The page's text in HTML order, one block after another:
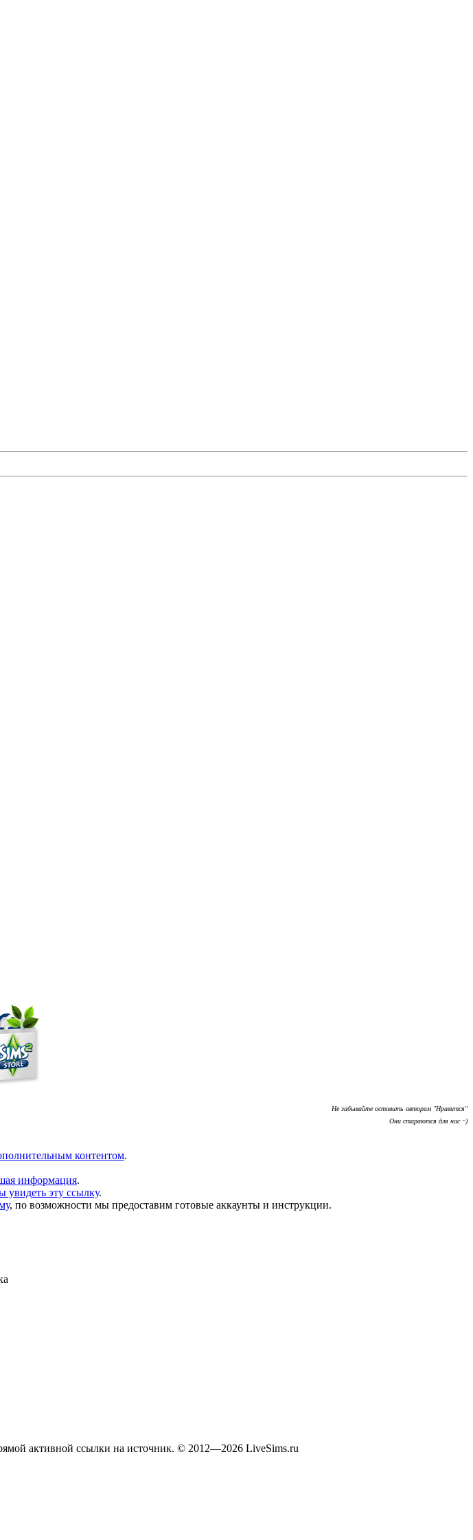
Не забывайте оставить авторам "Нравится"
Они стараются для нас ~)
контентом.
информация.
увидеть эту ссылку.
, по возможности мы предоставим готовые аккаунты и инструкции.
активной ссылки на источник. © 2012—2026 LiveSims.ru